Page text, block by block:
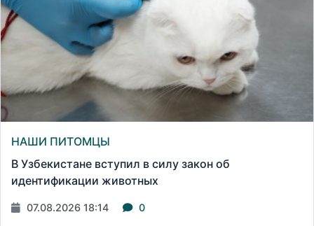
НАШИ ПИТОМЦЫ
В Узбекистане вступил в силу закон об
идентификации животных
07.08.2026 18:14 0